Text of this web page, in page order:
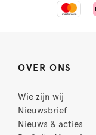
OVER ONS
Wie zijn wij
Nieuwsbrief
Nieuws & acties